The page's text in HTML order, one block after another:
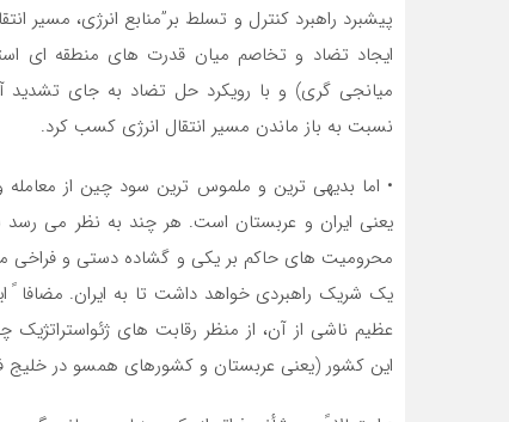
پیشبرد راهبرد کنترل و تسلط بر”منابع انرژی،
ایجاد تضاد و تخاصم میان قدرت های منطقه ای
میانجی گری) و با رویکرد حل تضاد به جای تشدید
نسبت به باز ماندن مسیر انتقال انرژی کسب کرد.
• اما بدیهی ترین و ملموس ترین سود چین از
یعنی ایران و عربستان است. هر چند به نظر می
محرومیت های حاکم بر یکی و گشاده دستی و فراخی
یک شریک راهبردی خواهد داشت تا به ایران. مضافا
عظیم ناشی از آن، از منظر رقابت های ژئواستراتژیک
این کشور (یعنی عربستان و کشورهای همسو در خلیج